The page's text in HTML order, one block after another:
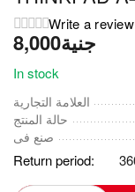
Write a review
جنية8,000
In stock
العلامة التجارية
حالة المنتج
صنع فى
Return period: